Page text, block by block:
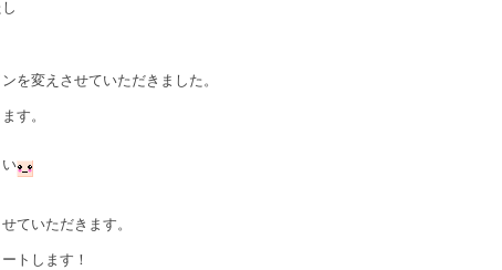
を変えさせていただきました。
す。
ていただきます。
トします！